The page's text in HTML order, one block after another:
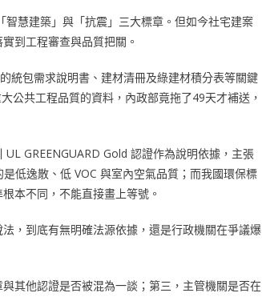
慧建築」與「抗震」三大標章。但如今社宅建案
到工程審查與品質把關。
統包需求說明書、建材清冊及綠建材積分表等關鍵
公共工程品質的資料，內政部竟拖了49天才補送，
GREENGUARD Gold 認證作為說明依據，主張
低逸散、低 VOC 與室內空氣品質；而我國環保標
本不同，不能直接畫上等號。
，到底有無明確法源依據，還是行政機關在爭議爆
其他認證是否被混為一談；第三，主管機關是否在